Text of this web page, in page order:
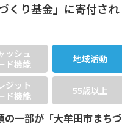
くり基金」に寄付され
ッシュ
ド機能
地域活動
ジット
ド機能
55歳以上
一部が「大牟田市まちづ